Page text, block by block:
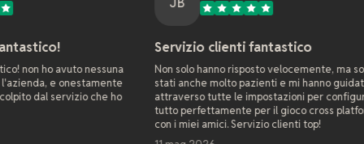
che ho
Servizio clienti fantastico
Non solo hanno risposto velocemente, ma sono
stati anche molto pazienti e mi hanno guidato
attraverso tutte le impostazioni per configurare
tutto perfettamente per il gioco cross platform
con i miei amici. Servizio clienti top!
Come
web
con